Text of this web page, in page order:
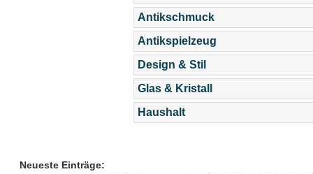
Antikschmuck
Antikspielzeug
Design & Stil
Glas & Kristall
Haushalt
Neueste Einträge: